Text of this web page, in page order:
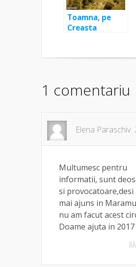
Toamna, pe
Creasta
1 comentariu
Elena Paraschiv
Multumesc pentru
informatii, sunt
si provocatoare,desi
mai ajuns in
nu am facut acest
Doame ajuta in 2017